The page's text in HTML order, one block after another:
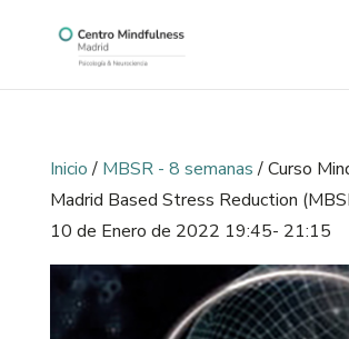
Inicio/ MBSR - 8 semanas/ Curso
Madrid Based Stress Reduction
10 de Enero de 2022 19:45- 21:15